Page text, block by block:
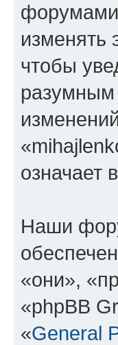
форумами
изменять
чтобы
разумным
означает
Наши
«они»,
«phpBB
«General